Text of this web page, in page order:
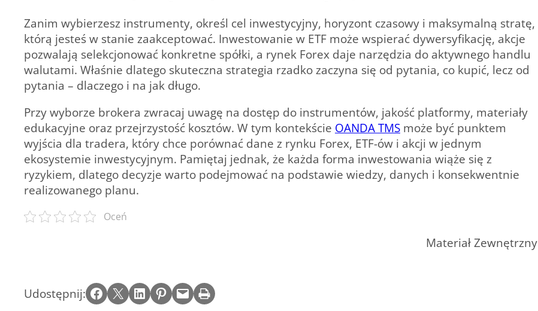
Zanim wybierzesz instrumenty, określ cel inwestycyjny, horyzont czasowy i maksymalną stratę,
którą jesteś w stanie zaakceptować. Inwestowanie w ETF może wspierać dywersyfikację, akcje
pozwalają selekcjonować konkretne spółki, a rynek Forex daje narzędzia do aktywnego handlu
walutami. Właśnie dlatego skuteczna strategia rzadko zaczyna się od pytania, co kupić, lecz od
pytania – dlaczego i na jak długo.
Przy wyborze brokera zwracaj uwagę na dostęp do instrumentów, jakość platformy, materiały
edukacyjne oraz przejrzystość kosztów. W tym kontekście OANDA TMS może być punktem
wyjścia dla tradera, który chce porównać dane z rynku Forex, ETF-ów i akcji w jednym
ekosystemie inwestycyjnym. Pamiętaj jednak, że każda forma inwestowania wiąże się z
ryzykiem, dlatego decyzje warto podejmować na podstawie wiedzy, danych i konsekwentnie
realizowanego planu.
Oceń
Materiał Zewnętrzny
Udostępnij: Share on Facebook Email this Page Share on LinkedIn Share on Pinterest Email this Page Print this Page